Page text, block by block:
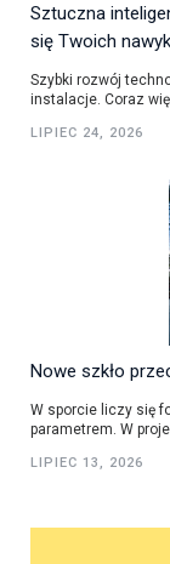
Sztuczna
się Twoich
Szybki rozwój
instalacje. Coraz
LIPIEC 24, 2026
Nowe szkło
W sporcie liczy się
parametrem. W
LIPIEC 13, 2026